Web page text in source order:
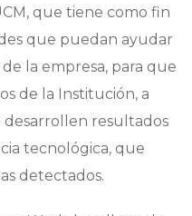
que tiene como fin
que puedan ayudar
la empresa, para que
de la Institución, a
desarrollen resultados
tecnológica, que
detectados.